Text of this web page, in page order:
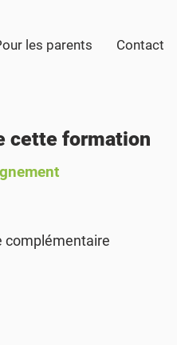
les parents Contact
cette formation
complémentaire